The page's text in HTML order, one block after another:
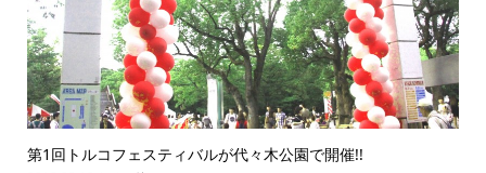
第1回トルコフェスティバルが代々木公園で開催!!